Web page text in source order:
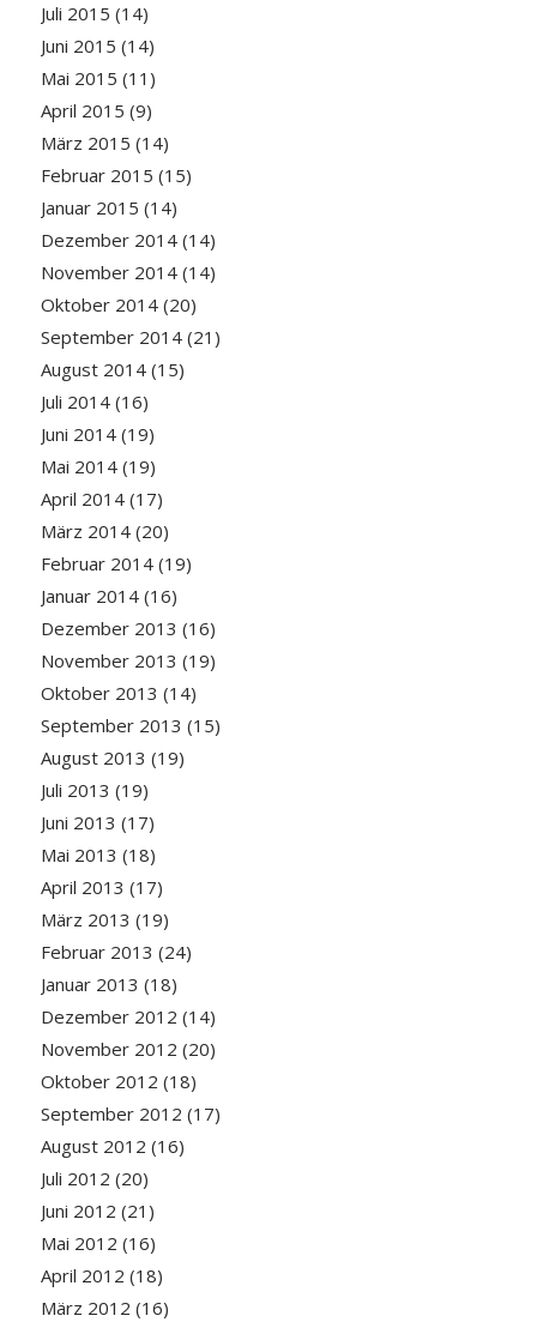
Juli 2015 (14)
Juni 2015 (14)
Mai 2015 (11)
April 2015 (9)
März 2015 (14)
Februar 2015 (15)
Januar 2015 (14)
Dezember 2014(14)
November 2014(14)
Oktober 2014(20)
September 2014(21)
August 2014(15)
Juli 2014(16)
Juni 2014(19)
Mai 2014(19)
April 2014(17)
März 2014(20)
Februar 2014(19)
Januar 2014(16)
Dezember 2013 (16)
November 2013 (19)
Oktober 2013 (14)
September 2013 (15)
August 2013 (19)
Juli 2013 (19)
Juni 2013 (17)
Mai 2013 (18)
April 2013 (17)
März 2013 (19)
Februar 2013 (24)
Januar 2013 (18)
Dezember 2012 (14)
November 2012 (20)
Oktober 2012 (18)
September 2012 (17)
August 2012 (16)
Juli 2012 (20)
Juni 2012 (21)
Mai 2012 (16)
April 2012 (18)
März 2012 (16)